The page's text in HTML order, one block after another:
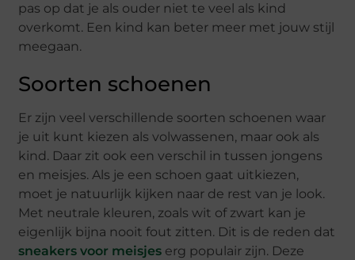
pas op dat je als ouder niet te veel als kind
overkomt. Een kind kan beter meer met jouw stijl
meegaan.
Soorten schoenen
Er zijn veel verschillende soorten schoenen waar
je uit kunt kiezen als volwassenen, maar ook als
kind. Daar zit ook een verschil in tussen jongens
en meisjes. Als je een schoen gaat uitkiezen,
moet je natuurlijk kijken naar de rest van je look.
Met neutrale kleuren, zoals wit of zwart kan je
eigenlijk bijna nooit fout zitten. Dit is de reden dat
sneakers voor meisjes erg populair zijn. Deze